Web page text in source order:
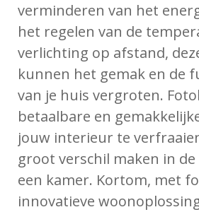
verminderen van het
het regelen van de
verlichting op afstand,
kunnen het gemak en de
van je huis vergroten.
betaalbare en
jouw interieur te
groot verschil maken in
een kamer. Kortom, met
innovatieve